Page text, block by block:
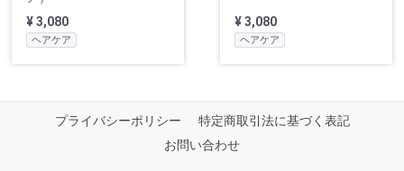
¥ 3,080
ヘアケア
¥ 3,080
ヘアケア
プライバシーポリシー
特定商取引法に基づく表記
お問い合わせ